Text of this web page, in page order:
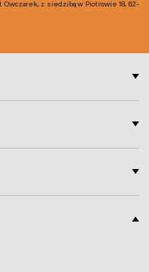
Owczarek, z siedzibą w Piotrowie 18, 62-